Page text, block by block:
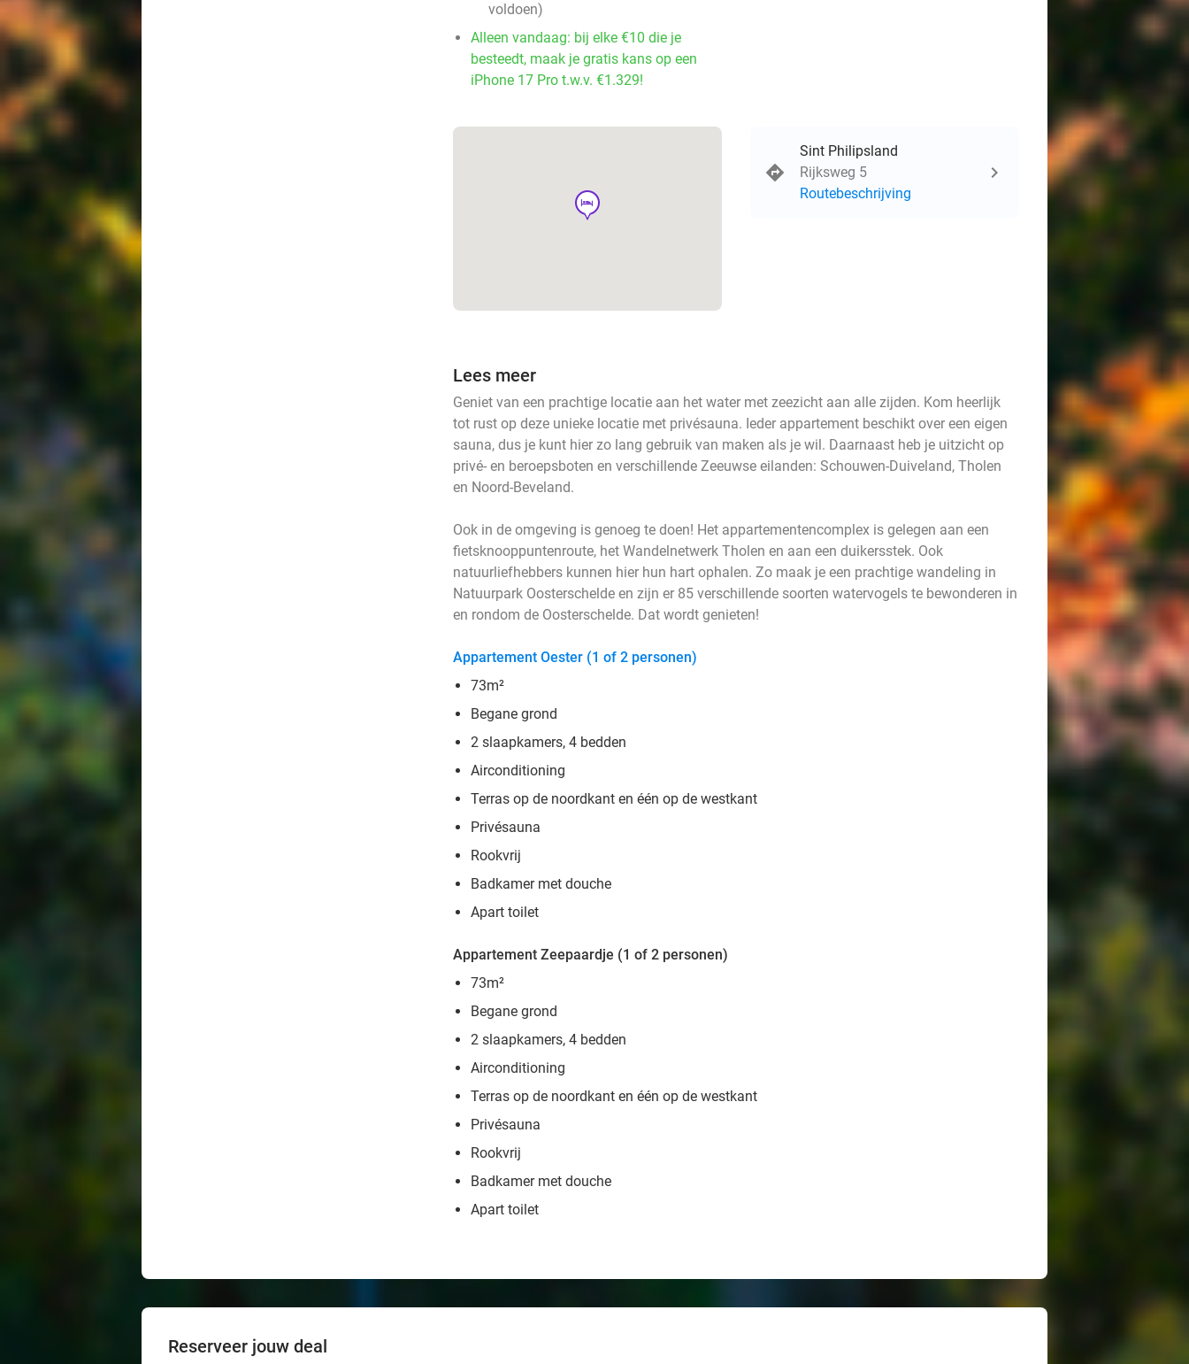
voldoen)
Alleen vandaag: bij elke €10 die je
besteedt, maak je gratis kans op een
iPhone 17 Pro t.w.v. €1.329!
hotel
Sint Philipsland
Rijksweg 5
Routebeschrijving
Lees meer
Geniet van een prachtige locatie aan het water met zeezicht aan alle zijden. Kom heerlijk
tot rust op deze unieke locatie met privésauna. Ieder appartement beschikt over een eigen
sauna, dus je kunt hier zo lang gebruik van maken als je wil. Daarnaast heb je uitzicht op
privé- en beroepsboten en verschillende Zeeuwse eilanden: Schouwen-Duiveland, Tholen
en Noord-Beveland.
Ook in de omgeving is genoeg te doen! Het appartementencomplex is gelegen aan een
fietsknooppuntenroute, het Wandelnetwerk Tholen en aan een duikersstek. Ook
natuurliefhebbers kunnen hier hun hart ophalen. Zo maak je een prachtige wandeling in
Natuurpark Oosterschelde en zijn er 85 verschillende soorten watervogels te bewonderen in
en rondom de Oosterschelde. Dat wordt genieten!
Appartement Oester (1 of 2 personen)
73m²
Begane grond
2 slaapkamers, 4 bedden
Airconditioning
Terras op de noordkant en één op de westkant
Privésauna
Rookvrij
Badkamer met douche
Apart toilet
Appartement Zeepaardje (1 of 2 personen)
73m²
Begane grond
2 slaapkamers, 4 bedden
Airconditioning
Terras op de noordkant en één op de westkant
Privésauna
Rookvrij
Badkamer met douche
Apart toilet
Reserveer jouw deal